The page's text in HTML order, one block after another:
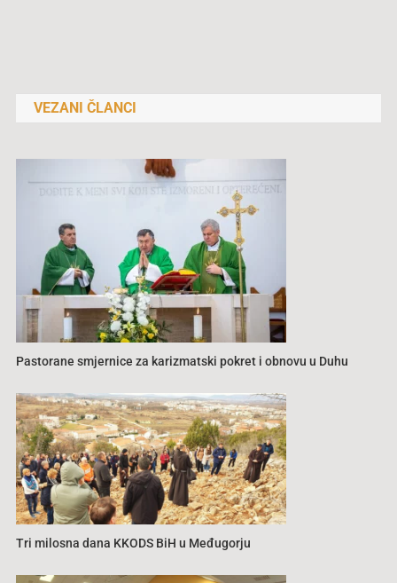
VEZANI ČLANCI
Pastorane smjernice za karizmatski pokret i obnovu u Duhu
Tri milosna dana KKODS BiH u Međugorju